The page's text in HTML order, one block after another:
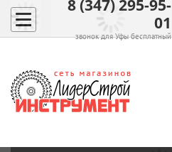
8 (347) 295-95-
01
звонок для Уфы бесплатный